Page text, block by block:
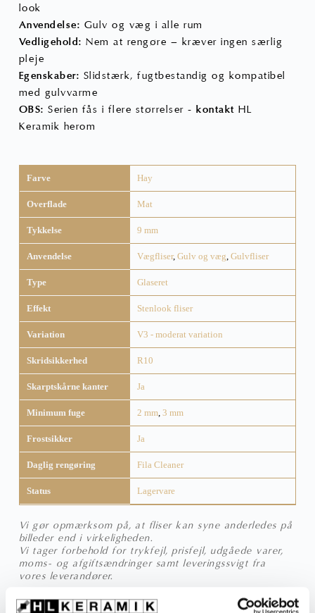
look
Anvendelse: Gulv og væg i alle rum
Vedligehold: Nem at rengøre – kræver ingen særlig
pleje
Egenskaber: Slidstærk, fugtbestandig og kompatibel
med gulvvarme
OBS: Serien fås i flere størrelser -kontakt HL
Keramik herom
Farve Hay
Overflade Mat
Tykkelse 9 mm
Anvendelse Vægfliser, Gulv og væg, Gulvfliser
Type Glaseret
Effekt Stenlook fliser
Variation V3 - moderat variation
Skridsikkerhed R10
Skarptskårne kanter Ja
Minimum fuge 2 mm, 3 mm
Frostsikker Ja
Daglig rengøring Fila Cleaner
Status Lagervare
Vi gør opmærksom på, at fliser kan syne anderledes på
billeder end i virkeligheden.
Vi tager forbehold for trykfejl, prisfejl, udgåede varer,
moms- og afgiftsændringer samt leveringssvigt fra
vores leverandører.